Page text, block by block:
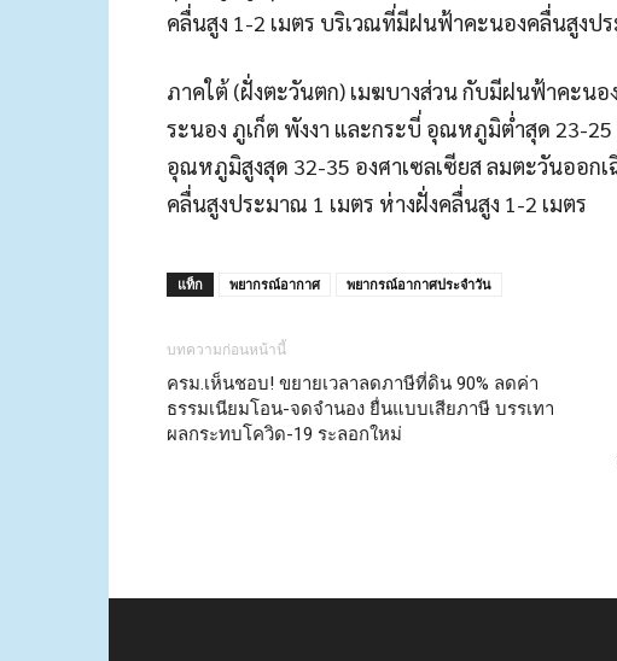
คลื่นสูง 1-2 เมตร บริเวณที่มีฝนฟ้าคะนองคลื่นสูงป
ภาคใต้ (ฝั่งตะวันตก) เมฆบางส่วน กับมีฝนฟ้าคะน
ระนอง ภูเก็ต พังงา และกระบี่ อุณหภูมิต่ำสุด 23-25
อุณหภูมิสูงสุด 32-35 องศาเซลเซียส ลมตะวันออกเ
คลื่นสูงประมาณ 1 เมตร ห่างฝั่งคลื่นสูง 1-2 เมตร
แท็ก พยากรณ์อากาศ พยากรณ์อากาศประจำวัน
บทความก่อนหน้านี้
ครม.เห็นชอบ! ขยายเวลาลดภาษีที่ดิน 90% ลดค่า
ธรรมเนียมโอน-จดจำนอง ยื่นแบบเสียภาษี บรรเทา
ผลกระทบโควิด-19 ระลอกใหม่